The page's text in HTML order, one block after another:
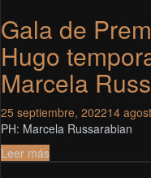
Gala de
Hugo
Marcela
25 septiembre, 202214
PH: Marcela Russarabian
Leer más